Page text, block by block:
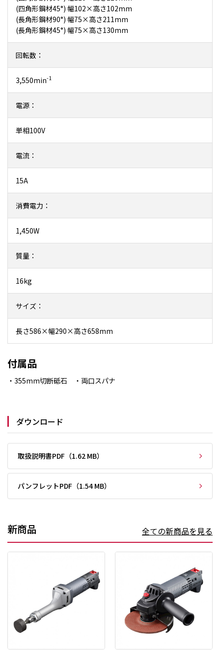
(四角形鋼材45°) 幅102×高さ102mm
(長角形鋼材90°) 幅75×高さ211mm
(長角形鋼材45°) 幅75×高さ130mm
回転数：
3,550min-1
電源：
単相100V
電流：
15A
消費電力：
1,450W
質量：
16kg
サイズ：
長さ586×幅290×高さ658mm
付属品
・355mm切断砥石 ・両口スパナ
ダウンロード
取扱説明書PDF（1.62 MB）
パンフレットPDF（1.54 MB）
新商品 全ての新商品を見る